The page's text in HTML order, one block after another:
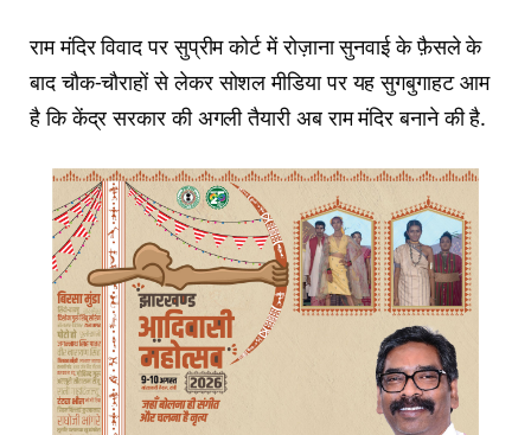
राम मंदिर विवाद पर सुप्रीम कोर्ट में रोज़ाना सुनवाई के फ़ैसले के
बाद चौक-चौराहों से लेकर सोशल मीडिया पर यह सुगबुगाहट आम
है कि केंद्र सरकार की अगली तैयारी अब राम मंदिर बनाने की है.